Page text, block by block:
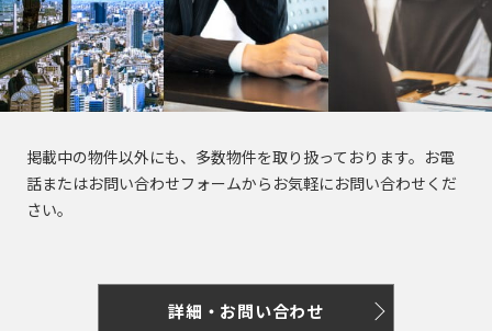
掲載中の物件以外にも、多数物件を取り扱っております。お電
話またはお問い合わせフォームからお気軽にお問い合わせくだ
さい。
詳細・お問い合わせ